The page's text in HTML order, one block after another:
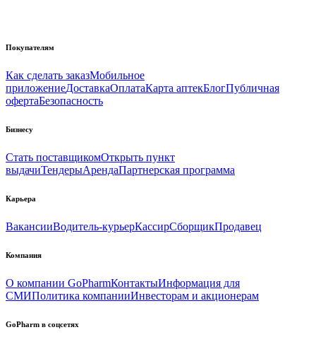
Покупателям
Как сделать заказМобильное
приложениеДоставкаОплатаКарта аптекБлогПубличная
офертаБезопасность
Бизнесу
Стать поставщикомОткрыть пункт
выдачиТендерыАрендаПартнерская программа
Карьера
ВакансииВодитель-курьерКассирСборщикПродавец
Компания
О компании GoPharmКонтактыИнформация для
СМИПолитика компанииИнвесторам и акционерам
GoPharm в соцсетях